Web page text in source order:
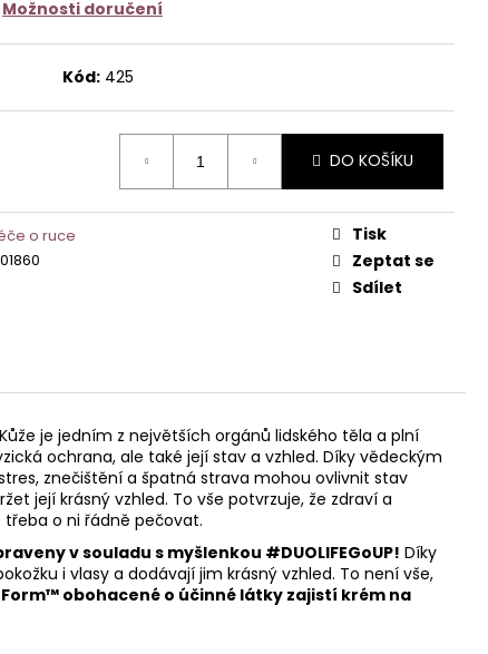
Možnosti doručení
Kód: 425
DO KOŠÍKU
o ruce
Tisk
Zeptat se
Sdílet
je jedním z největších orgánů lidského těla a plní
ochrana, ale také její stav a vzhled. Díky vědeckým
znečištění a špatná strava mohou ovlivnit stav
její krásný vzhled. To vše potvrzuje, že zdraví a
o ni řádně pečovat.
v souladu s myšlenkou #DUOLIFEGoUP! Díky
i vlasy a dodávají jim krásný vzhled. To není vše,
obohacené o účinné látky zajistí krém na